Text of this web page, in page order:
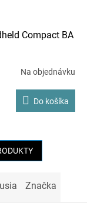
Compact BA
Na objednávku
Do košíka
Značka